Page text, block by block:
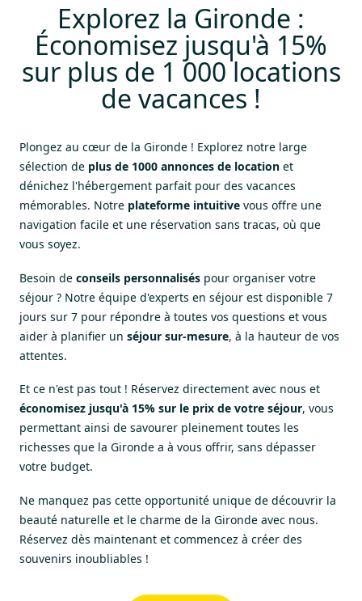
Explorez la Gironde :
Économisez jusqu'à 15%
sur plus de 1 000 locations
de vacances !
Plongez au cœur de la Gironde ! Explorez notre large
sélection de plus de 1000 annonces de location et
dénichez l'hébergement parfait pour des vacances
mémorables. Notre plateforme intuitive vous offre une
navigation facile et une réservation sans tracas, où que
vous soyez.
Besoin de conseils personnalisés pour organiser votre
séjour ? Notre équipe d'experts en séjour est disponible 7
jours sur 7 pour répondre à toutes vos questions et vous
aider à planifier un séjour sur-mesure, à la hauteur de vos
attentes.
Et ce n'est pas tout ! Réservez directement avec nous et
économisez jusqu'à 15% sur le prix de votre séjour, vous
permettant ainsi de savourer pleinement toutes les
richesses que la Gironde a à vous offrir, sans dépasser
votre budget.
Ne manquez pas cette opportunité unique de découvrir la
beauté naturelle et le charme de la Gironde avec nous.
Réservez dès maintenant et commencez à créer des
souvenirs inoubliables !